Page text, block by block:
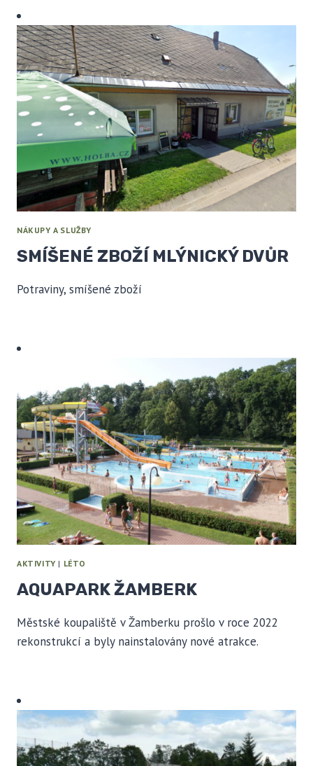
NÁKUPY A SLUŽBY
SMÍŠENÉ ZBOŽÍ MLÝNICKÝ DVŮR
Potraviny, smíšené zboží
AKTIVITY | LÉTO
AQUAPARK ŽAMBERK
Městské koupaliště v Žamberku prošlo v roce 2022
rekonstrukcí a byly nainstalovány nové atrakce.